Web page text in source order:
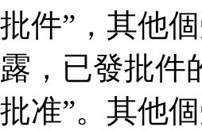
批件”，其他
露，已發批件
批准”。其他